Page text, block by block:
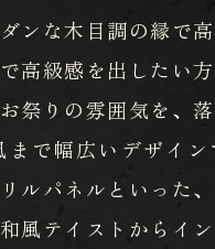
ンな木目調の縁で
高級感を出したい
祭りの雰囲気を、
で幅広いデザイ
ルパネルといった
風テイストからイ